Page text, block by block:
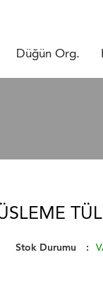
Düğün Org.
Stok Durumu